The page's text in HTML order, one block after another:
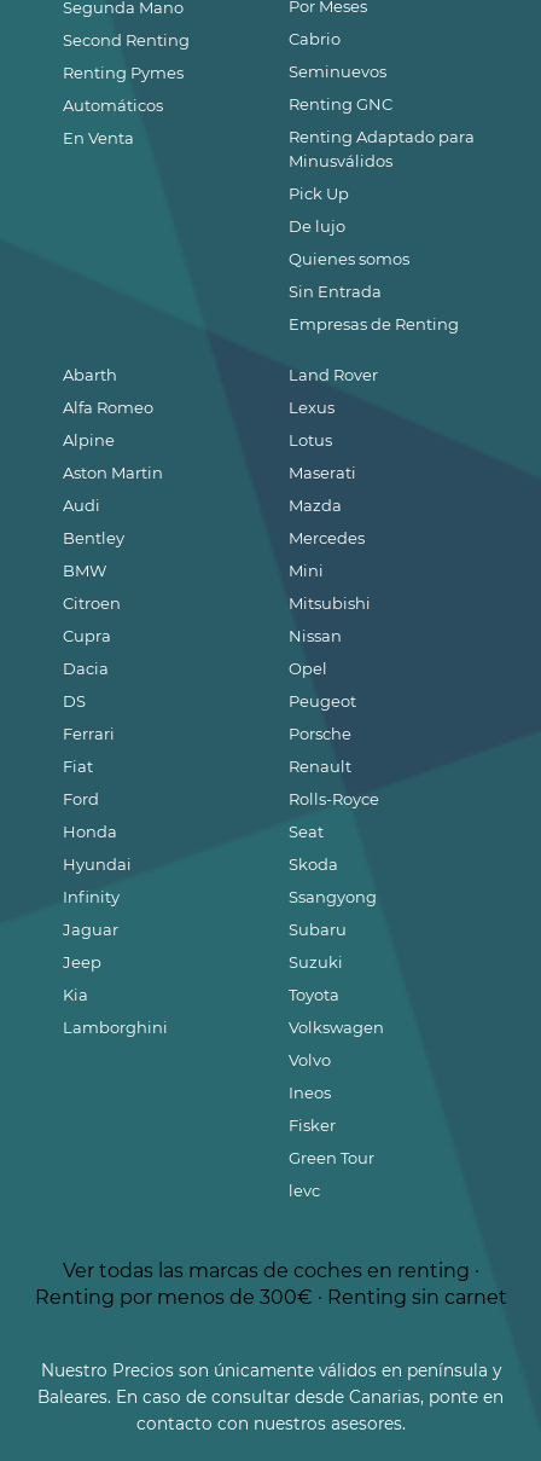
Segunda Mano
Second Renting
Renting Pymes
Automáticos
En Venta
Abarth
Alfa Romeo
Alpine
Aston Martin
Audi
Bentley
BMW
Citroen
Cupra
Dacia
DS
Ferrari
Fiat
Ford
Honda
Hyundai
Infinity
Jaguar
Jeep
Kia
Lamborghini
Land Rover
Lexus
Lotus
Maserati
Mazda
Mercedes
Mini
Mitsubishi
Nissan
Opel
Peugeot
Porsche
Renault
Rolls-Royce
Seat
Skoda
Ssangyong
Subaru
Suzuki
Toyota
Volkswagen
Volvo
Ineos
Fisker
Green Tour
levc
Por Meses
Cabrio
Seminuevos
Renting GNC
Renting Adaptado para
Minusválidos
Pick Up
De lujo
Quienes somos
Sin Entrada
Empresas de Renting
Ver todas las marcas de coches en renting ·
Renting por menos de 300€ · Renting sin carnet
Nuestro Precios son únicamente válidos en península y
Baleares. En caso de consultar desde Canarias, ponte en
contacto con nuestros asesores.